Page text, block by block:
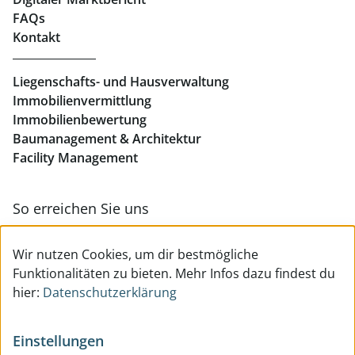
Büros mieten Linz
Geschäftslokale mieten Linz
FAQs
Kontakt
Liegenschafts- und Hausverwaltung
Immobilienvermittlung
Immobilienbewertung
Baumanagement & Architektur
Facility Management
So erreichen Sie uns
Wir nutzen Cookies, um dir bestmögliche
Funktionalitäten zu bieten. Mehr Infos dazu findest du
hier: Datenschutzerklärung
Einstellungen